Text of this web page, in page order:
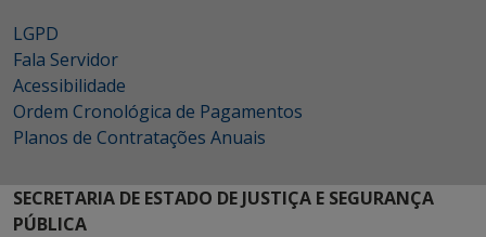
LGPD
Fala Servidor
Acessibilidade
Ordem Cronológica de Pagamentos
Planos de Contratações Anuais
SECRETARIA DE ESTADO DE JUSTIÇA E SEGURANÇA
PÚBLICA